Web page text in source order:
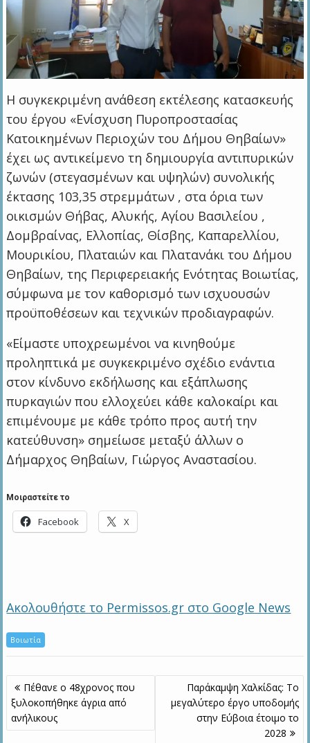
Η συγκεκριμένη ανάθεση εκτέλεσης κατασκευής
του έργου «Ενίσχυση Πυροπροστασίας
Κατοικημένων Περιοχών του Δήμου Θηβαίων»
έχει ως αντικείμενο τη δημιουργία αντιπυρικών
ζωνών (στεγασμένων και υψηλών) συνολικής
έκτασης 103,35 στρεμμάτων , στα όρια των
οικισμών Θήβας, Αλυκής, Αγίου Βασιλείου ,
Δομβραίνας, Ελλοπίας, Θίσβης, Καπαρελλίου,
Μουρικίου, Πλαταιών και Πλατανάκι του Δήμου
Θηβαίων, της Περιφερειακής Ενότητας Βοιωτίας,
σύμφωνα με τον καθορισμό των ισχυουσών
προϋποθέσεων και τεχνικών προδιαγραφών.
«Είμαστε υποχρεωμένοι να κινηθούμε
προληπτικά με συγκεκριμένο σχέδιο ενάντια
στον κίνδυνο εκδήλωσης και εξάπλωσης
πυρκαγιών που ελλοχεύει κάθε καλοκαίρι και
επιμένουμε με κάθε τρόπο προς αυτή την
κατεύθυνση» σημείωσε μεταξύ άλλων ο
Δήμαρχος Θηβαίων, Γιώργος Αναστασίου.
Μοιραστείτε το
Facebook X
Ακολουθήστε το Permissos.gr στο Google News
Βοιωτία
Πλοήγηση
άρθρων
Πέθανε ο 48χρονος που
ξυλοκοπήθηκε άγρια από
ανήλικους
Παράκαμψη Χαλκίδας: Το
μεγαλύτερο έργο υποδομής
στην Εύβοια έτοιμο το
2028